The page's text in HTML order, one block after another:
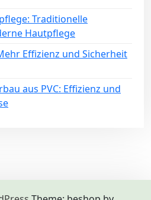
Traditionelle
Hautpflege
Effizienz und Sicherheit
aus PVC: Effizienz und